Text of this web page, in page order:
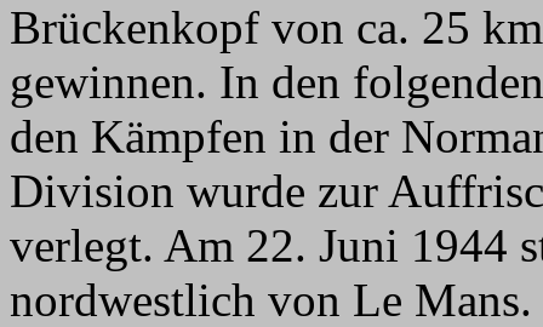
Brückenkopf von ca. 25
gewinnen. In den
den Kämpfen in der
Division wurde zur
verlegt. Am 22. Juni 1944
nordwestlich von Le